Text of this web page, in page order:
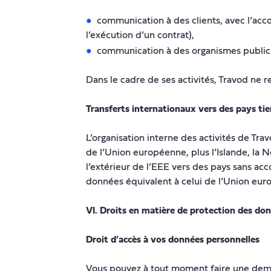
communication à des clients, avec
l’exécution d’un contrat),
communication à des organismes
Dans le cadre de ses activités, Travod
Transferts internationaux vers des pays
L’organisation interne des activités de
de l’Union européenne, plus l’Islande,
l’extérieur de l’EEE vers des pays sans
données équivalent à celui de l’Union
VI. Droits en matière de protection des
Droit d’accès à vos données personnelles
Vous pouvez à tout moment faire une